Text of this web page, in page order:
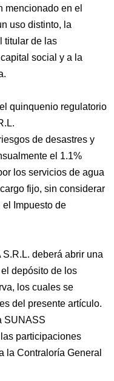
mencionado en el
uso distinto, la
titular de las
social y a la
quinquenio regulatorio
de desastres y
el 1.1%
los servicios de agua
fijo, sin considerar
el Impuesto de
deberá abrir una
depósito de los
los cuales se
del presente artículo.
SUNASS
participaciones
la Contraloría General